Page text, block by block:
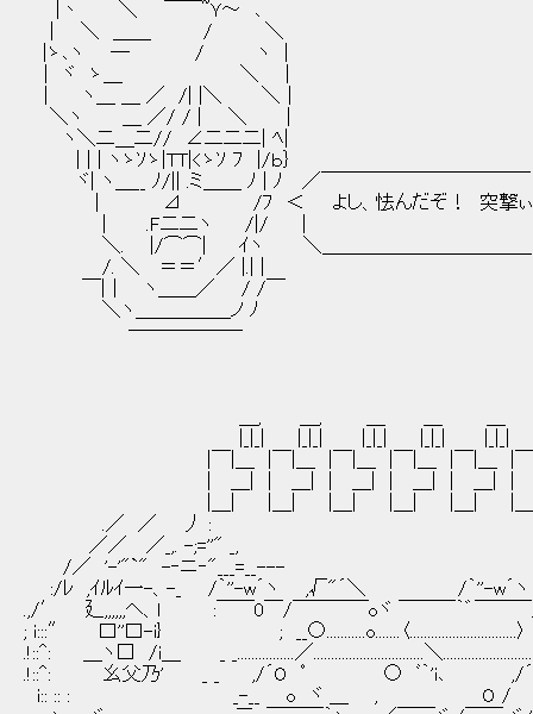
|丶 ＼ ￣￣~Ｙ～ ､
| ＼ ＿＿ / ＼
|ゝ､ヽ ─ / ヽ |
│ ヾ ゝ＿ ＼ |
│ ヽ＿ ＿ ／ /| |＼ ＼｜
＼ヽ ＿ ／/ / | ＼ ｜
ヽ＼二＿二// ∠二二二| ﾍ|
| | | ヽゝｿゝ|TT|<ゝｿ ﾌ |/ｂ｝
ヾ| ヽ＿__ ﾉ/|| .ミ＿＿ ﾉ | ﾉ ／￣￣￣￣￣￣￣￣￣￣￣
| ⊿ /ﾌ ＜ よし、怯んだぞ！ 突撃ぃぃぃ
| .F二二ヽ /|/ ｜
＼. |/⌒⌒| ｲヽ ＼＿＿＿＿＿＿＿＿＿＿＿
/. ＼ ＝＝′／ |.| |
￣|｜ ヽ＿＿／ / /￣
＼ヽ＿＿＿＿＿ノ ﾉ
───―――
.／ ／
／／ ／_,.
/／ '-'"`" -‐ニ
:/ﾚ ,ｲﾙｲ一-、-_ /｀''-w´ヽ ,√"´＼ /｀''-
.,/′ 廴,,,,,,ヘ、l :￣￣0￣/￣￣￣￣oヾ ￣￣￣｀゛￣￣
; i:::″ 口''口-i} ; __○...........o.......〈..............................〉
.!::^: ＿ヽ□ /i＿ _ _................／...............................＼.............................
.!::^: 幺父乃' _ _ ,/´O ﾟ ○ ﾞ｀'i
i:: :: : _-__ o ヾ ＿ ,